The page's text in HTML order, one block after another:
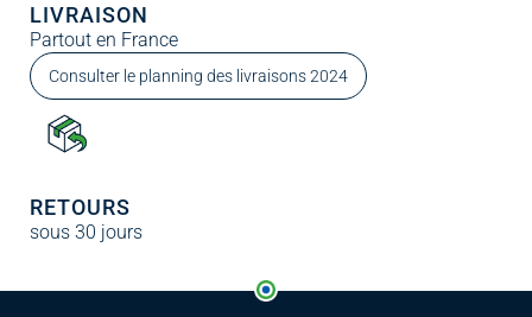
LIVRAISON
Partout en France
Consulter le planning des livraisons 2024
RETOURS
sous 30 jours